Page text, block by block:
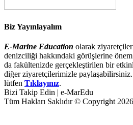
Biz Yayınlayalım
E-Marine Education olarak
denizciliği hakkındaki görüşlerine
da fakültenizde gerçekleştirilen bir
diğer ziyaretçilerimizle
lütfen Tıklayınız.
Bizi Takip Edin | e-MarEdu
Tüm Hakları Saklıdır © Copyright 2026